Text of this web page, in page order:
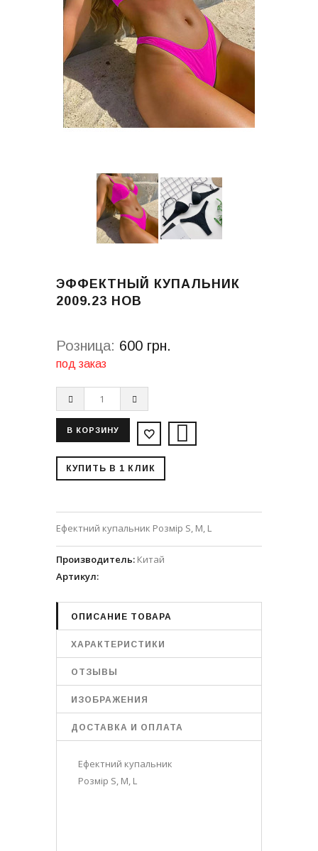
ЭФФЕКТНЫЙ КУПАЛЬНИК
2009.23 НОВ
Розница: 600 грн.
под заказ
КУПИТЬ В 1 КЛИК
Ефектний купальник Розмір S, M, L
Производитель: Китай
Артикул:
ОПИСАНИЕ ТОВАРА
ХАРАКТЕРИСТИКИ
ОТЗЫВЫ
ИЗОБРАЖЕНИЯ
ДОСТАВКА И ОПЛАТА
Ефектний купальник
Розмір S, M, L